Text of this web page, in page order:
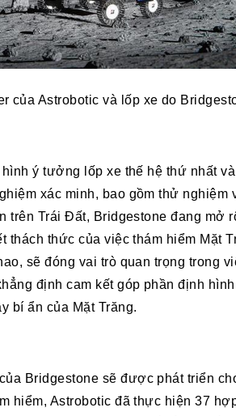
của Astrobotic và lốp xe do
ý tưởng lốp xe thế hệ thứ nhất
xác minh, bao gồm thử
trên Trái Đất, Bridgestone đang mở
thách thức của việc thám hiểm
sẽ đóng vai trò quan trọng trong
định cam kết góp phần định
bí ẩn của Mặt Trăng.
Bridgestone sẽ được phát triển
hiểm, Astrobotic đã thực hiện 37